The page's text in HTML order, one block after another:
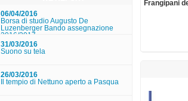
31/03/2016
Suono su tela
26/03/2016
Il tempio di Nettuno aperto a Pasqua
22/03/2016
Musica alla reggia: Il Conservatorio di
Frangipani